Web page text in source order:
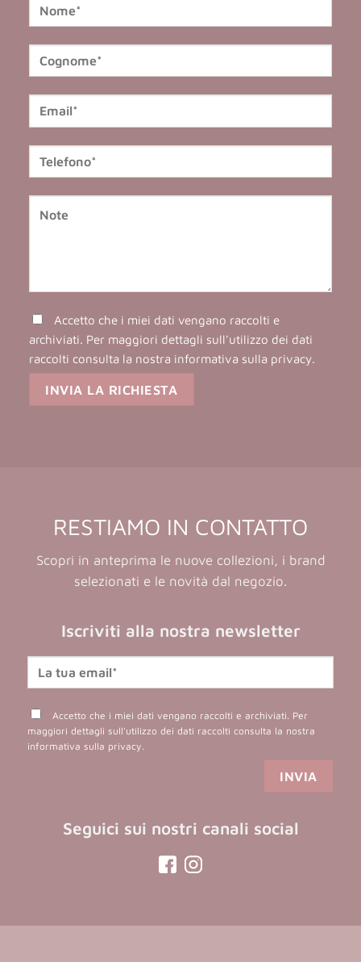
Accetto che i miei dati vengano raccolti e
archiviati. Per maggiori dettagli sull'utilizzo dei dati
raccolti consulta la nostra informativa sulla privacy.
RESTIAMO IN CONTATTO
Scopri in anteprima le nuove collezioni, i brand
selezionati e le novità dal negozio.
Iscriviti alla nostra newsletter
Accetto che i miei dati vengano raccolti e archiviati. Per
maggiori dettagli sull'utilizzo dei dati raccolti consulta la nostra
informativa sulla privacy
Seguici sui nostri canali social
a
a